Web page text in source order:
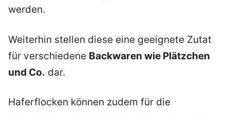
werden.
Weiterhin stellen diese eine geeignete Zutat
für verschiedene Backwaren wie Plätzchen
und Co. dar.
Haferflocken können zudem für die